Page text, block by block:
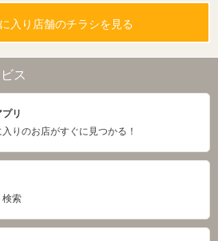
入り店舗のチラシを見る
ス
リ
りのお店がすぐに見つかる！
検索